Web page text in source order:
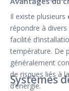
Il existe plusieurs
répondre à
facilité
température. De
généralement
de risques liés à
d’énergie.
Systèmes